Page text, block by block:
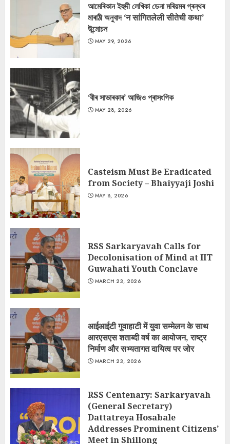
আমেৰিকান ইহুদী লেখিকা ডেনা মৰিয়মৰ গ্ৰন্থৰ
মাৰাঠী অনুবাদ ‘न सांगितलेली सीतेची कथा’
উন্মোচন
MAY 29, 2026
‘বীৰ সাভাৰকাৰ’ আজিও প্ৰাসংগিক
MAY 28, 2026
Casteism Must Be Eradicated
from Society – Bhaiyyaji Joshi
MAY 8, 2026
RSS Sarkaryavah Calls for
Decolonisation of Mind at IIT
Guwahati Youth Conclave
MARCH 23, 2026
आईआईटी गुवाहाटी में युवा सम्मेलन के साथ
आरएसएस शताब्दी वर्ष का आयोजन, राष्ट्र
निर्माण और सभ्यतागत दायित्व पर जोर
MARCH 23, 2026
RSS Centenary: Sarkaryavah
(General Secretary)
Dattatreya Hosabale
Addresses Prominent Citizens’
Meet in Shillong